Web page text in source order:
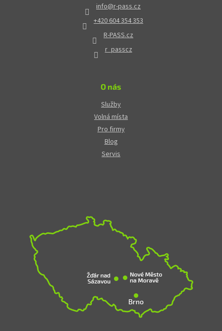
info@r-pass.cz
+420 604 354 353
R-PASS.cz
r_passcz
O nás
Služby
Volná místa
Pro firmy
Blog
Servis